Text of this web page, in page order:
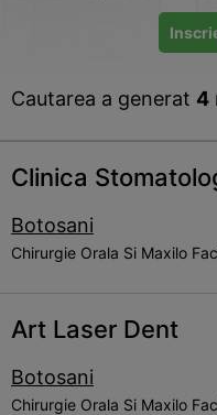
Cautarea a generat 4
Clinica
Botosani
Chirurgie Orala Si Maxilo
Art Laser Dent
Botosani
Chirurgie Orala Si Maxilo